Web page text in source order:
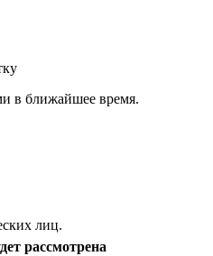
в ближайшее время.
лиц.
рассмотрена